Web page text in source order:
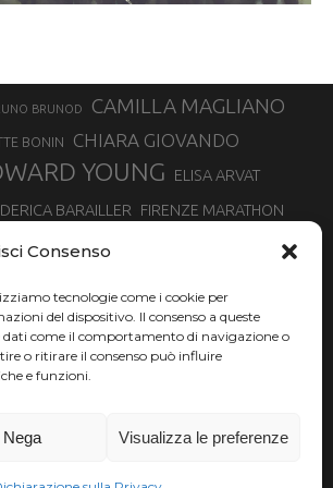
Consenso
tecnologie come i cookie per
del dispositivo. Il consenso a queste
come il comportamento di navigazione o
o ritirare il consenso può influire
e funzioni.
Nega Visualizza le preferenze
BRUNOD CAMILLA MAGLIANO
BONIN CHIARA GIOVANDO
YOUNG ELISA ARVAT
BARAILLER FIRENZE MARATHON
GIOVANNA EPIS GIULIANO CAVALLO
MARCELLA BELLETTI MARCO OLMO
RACE NADIA BATTOCLETTI
RAMPAZZO
YEMAN CRIPPA